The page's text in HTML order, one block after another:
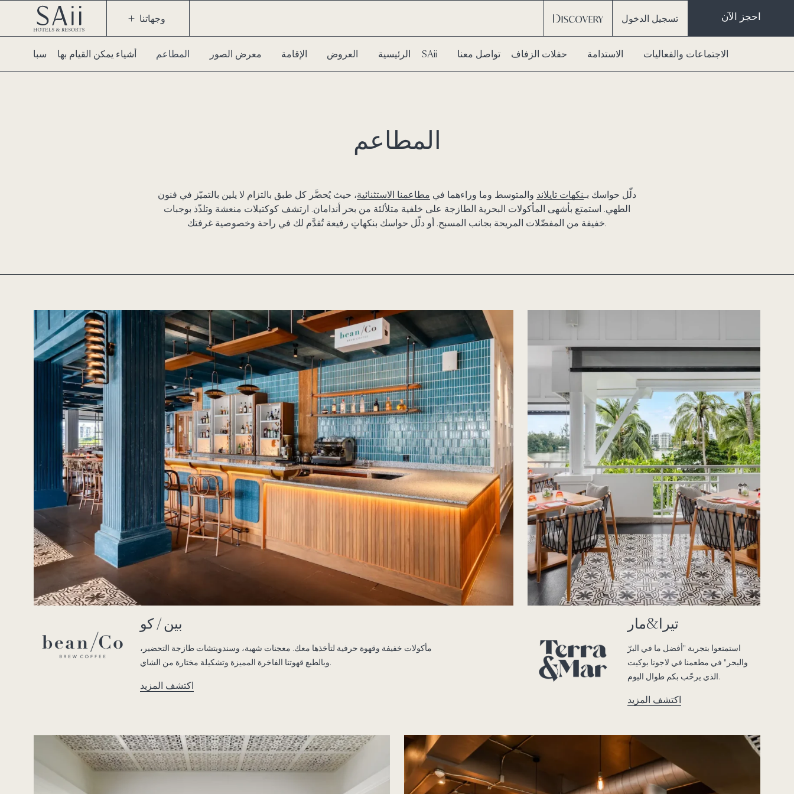
وجهاتنا تسجيل الدخول احجز الآن
الرئيسية العروض الإقامة معرض الصور المطاعم أشياء يمكن القيام بها سبا SAii الاجتماعات والفعاليات الاستدامة حفلات الزفاف تواصل معنا
المطاعم
دلّل حواسك بـنكهات تايلاند والمتوسط وما وراءهما في مطاعمنا الاستثنائية، حيث يُحضَّر كل طبق بالتزام لا يلين بالتميّز في فنون
الطهي. استمتع بأشهى المأكولات البحرية الطازجة على خلفية متلألئة من بحر أندامان. ارتشف كوكتيلات منعشة وتلذّذ بوجبات
خفيفة من المفضّلات المريحة بجانب المسبح. أو دلّل حواسك بنكهاتٍ رفيعة تُقدَّم لك في راحة وخصوصية غرفتك.
بين / كو
مأكولات خفيفة وقهوة حرفية لتأخذها معك. معجنات شهية، وسندويتشات طازجة التحضير،
وبالطبع قهوتنا الفاخرة المميزة وتشكيلة مختارة من الشاي.
اكتشف المزيد
تيرا&مار
استمتعوا بتجربة "أفضل ما في البرّ
والبحر" في مطعمنا في لاجونا بوكيت
الذي يرحّب بكم طوال اليوم.
اكتشف المزيد